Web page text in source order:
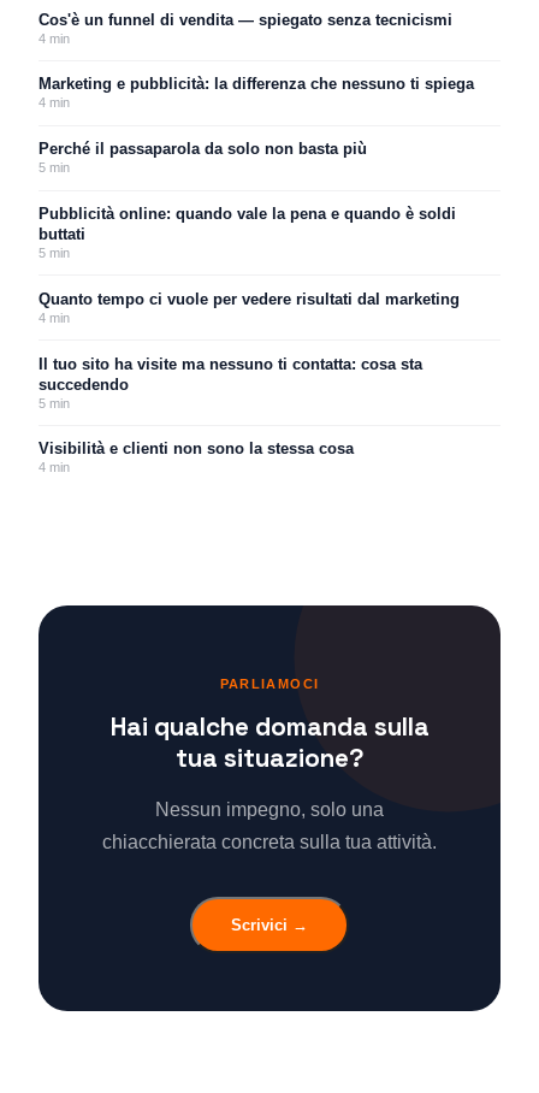
Cos'è un funnel di vendita — spiegato senza tecnicismi
4 min
Marketing e pubblicità: la differenza che nessuno ti spiega
4 min
Perché il passaparola da solo non basta più
5 min
Pubblicità online: quando vale la pena e quando è soldi
buttati
5 min
Quanto tempo ci vuole per vedere risultati dal marketing
4 min
Il tuo sito ha visite ma nessuno ti contatta: cosa sta
succedendo
5 min
Visibilità e clienti non sono la stessa cosa
4 min
PARLIAMOCI
Hai qualche domanda sulla
tua situazione?
Nessun impegno, solo una
chiacchierata concreta sulla tua attività.
Scrivici →